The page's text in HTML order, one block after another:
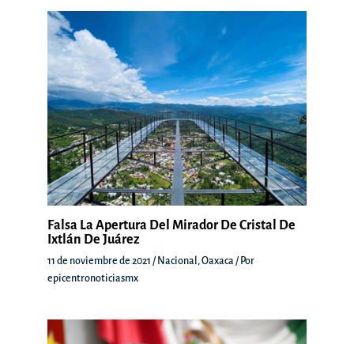
Falsa La Apertura Del Mirador De Cristal De
Ixtlán De Juárez
11 de noviembre de 2021 / Nacional , Oaxaca / Por
epicentronoticiasmx